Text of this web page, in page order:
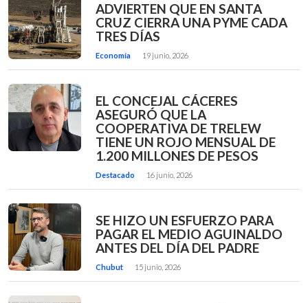
ADVIERTEN QUE EN SANTA
CRUZ CIERRA UNA PYME CADA
TRES DÍAS
Economía 19 junio, 2026
EL CONCEJAL CÁCERES
ASEGURÓ QUE LA
COOPERATIVA DE TRELEW
TIENE UN ROJO MENSUAL DE
1.200 MILLONES DE PESOS
Destacado 16 junio, 2026
SE HIZO UN ESFUERZO PARA
PAGAR EL MEDIO AGUINALDO
ANTES DEL DÍA DEL PADRE
Chubut 15 junio, 2026